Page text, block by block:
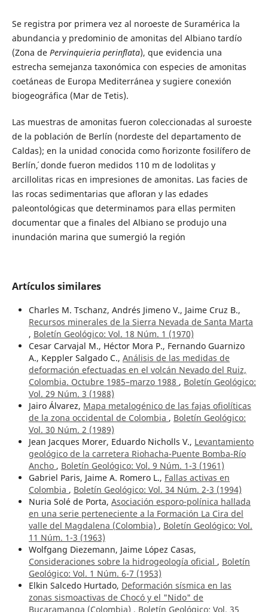
Se registra por primera vez al noroeste de Suramérica la
abundancia y predominio de amonitas del Albiano tardío
(Zona de Pervinquieria perinflata), que evidencia una
estrecha semejanza taxonómica con especies de amonitas
coetáneas de Europa Mediterránea y sugiere conexión
biogeográfica (Mar de Tetis).
Las muestras de amonitas fueron coleccionadas al suroeste
de la población de Berlín (nordeste del departamento de
Caldas); en la unidad conocida como ´horizonte fosilífero de
Berlín´, donde fueron medidos 110 m de lodolitas y
arcillolitas ricas en impresiones de amonitas. Las facies de
las rocas sedimentarias que afloran y las edades
paleontológicas que determinamos para ellas permiten
documentar que a finales del Albiano se produjo una
inundación marina que sumergió la región
Artículos similares
Charles M. Tschanz, Andrés Jimeno V., Jaime Cruz B.,
Recursos minerales de la Sierra Nevada de Santa Marta
, Boletín Geológico: Vol. 18 Núm. 1 (1970)
Cesar Carvajal M., Héctor Mora P., Fernando Guarnizo
A., Keppler Salgado C., Análisis de las medidas de
deformación efectuadas en el volcán Nevado del Ruiz,
Colombia. Octubre 1985–marzo 1988 , Boletín Geológico:
Vol. 29 Núm. 3 (1988)
Jairo Álvarez, Mapa metalogénico de las fajas ofiolíticas
de la zona occidental de Colombia , Boletín Geológico:
Vol. 30 Núm. 2 (1989)
Jean Jacques Morer, Eduardo Nicholls V., Levantamiento
geológico de la carretera Riohacha-Puente Bomba-Río
Ancho , Boletín Geológico: Vol. 9 Núm. 1-3 (1961)
Gabriel Paris, Jaime A. Romero L., Fallas activas en
Colombia , Boletín Geológico: Vol. 34 Núm. 2-3 (1994)
Nuria Solé de Porta, Asociación esporo-polínica hallada
en una serie perteneciente a la Formación La Cira del
valle del Magdalena (Colombia) , Boletín Geológico: Vol.
11 Núm. 1-3 (1963)
Wolfgang Diezemann, Jaime López Casas,
Consideraciones sobre la hidrogeología oficial , Boletín
Geológico: Vol. 1 Núm. 6-7 (1953)
Elkin Salcedo Hurtado, Deformación sísmica en las
zonas sismoactivas de Chocó y el "Nido" de
Bucaramanga (Colombia) , Boletín Geológico: Vol. 35